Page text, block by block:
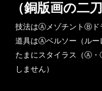
（銅版画の二
技法はⒶメゾチントⒷド
道具はⒶベルソー（ル
たまにスタイラス（Ⓐ
しません）